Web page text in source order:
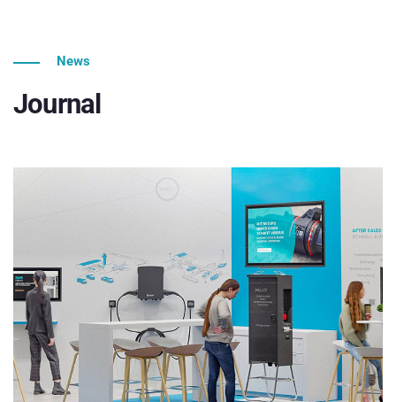
News
Journal